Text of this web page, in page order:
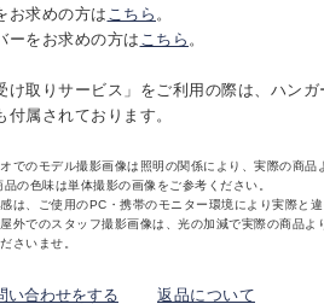
お求めの方は こちら 。
ーをお求めの方は こちら 。
け取りサービス」をご利用の際は、ハンガ
付属されております。
でのモデル撮影画像は照明の関係により、実際の商品
の色味は単体撮影の画像をご参考ください。
は、ご使用のPC・携帯のモニター環境により実際と
外でのスタッフ撮影画像は、光の加減で実際の商品よ
さいませ。
い合わせをする 返品について